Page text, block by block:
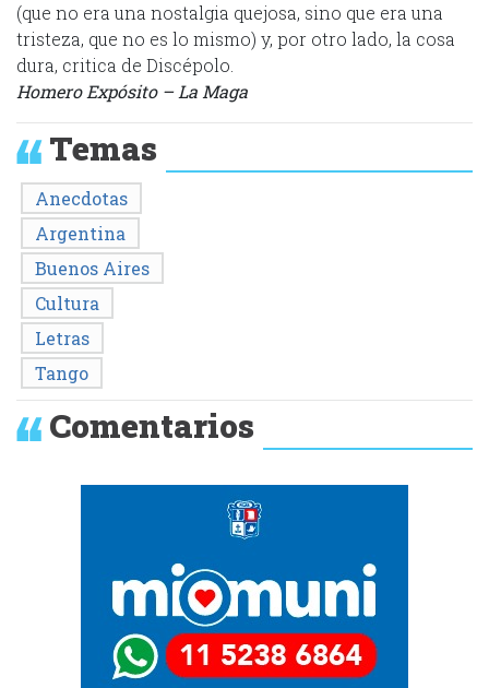
(que no era una nostalgia quejosa, sino que era una
tristeza, que no es lo mismo) y, por otro lado, la cosa
dura, critica de Discépolo.
Homero Expósito – La Maga
Temas
Anecdotas
Argentina
Buenos Aires
Cultura
Letras
Tango
Comentarios